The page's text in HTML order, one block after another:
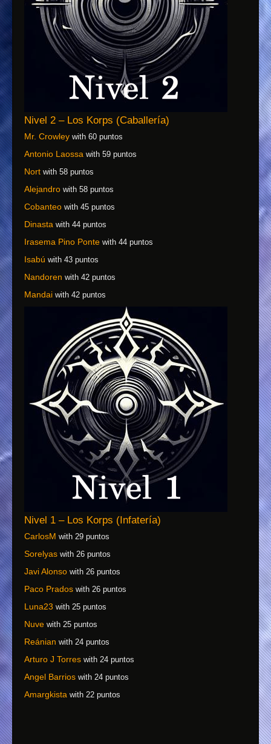
Nivel 2 – Los Korps (Caballería)
Mr. Crowley with 60 puntos
Antonio Laossa with 59 puntos
Nort with 58 puntos
Alejandro with 58 puntos
Cobanteo with 45 puntos
Dinasta with 44 puntos
Irasema Pino Ponte with 44 puntos
Isabú with 43 puntos
Nandoren with 42 puntos
Mandai with 42 puntos
Nivel 1 – Los Korps (Infatería)
CarlosM with 29 puntos
Sorelyas with 26 puntos
Javi Alonso with 26 puntos
Paco Prados with 26 puntos
Luna23 with 25 puntos
Nuve with 25 puntos
Reánian with 24 puntos
Arturo J Torres with 24 puntos
Angel Barrios with 24 puntos
Amargkista with 22 puntos